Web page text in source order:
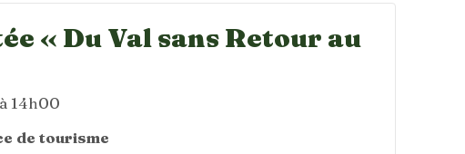
« Du Val sans Retour au
14h00
de tourisme